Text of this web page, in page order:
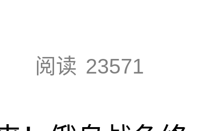
阅读 23571